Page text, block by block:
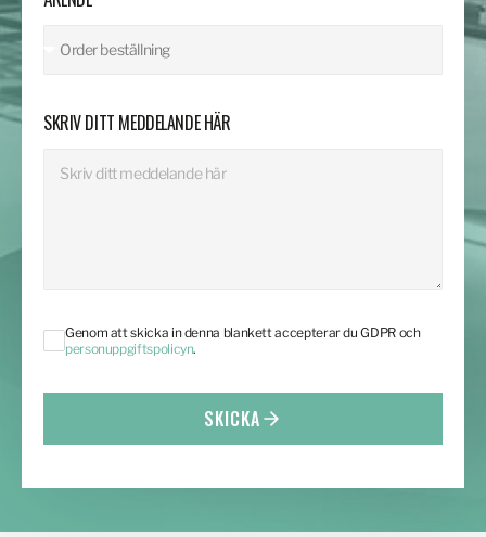
SKRIV DITT MEDDELANDE HÄR
Genom att skicka in denna blankett accepterar du GDPR och
personuppgiftspolicyn.
SKICKA